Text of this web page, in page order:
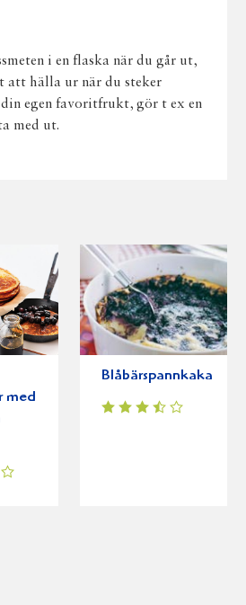
i en flaska när du går ut,
att hälla ur när du steker
egen favoritfrukt, gör t ex en
med ut.
med
Blåbärspannkaka